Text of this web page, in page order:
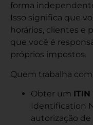
forma
Isso significa que
horários, clientes e
que você é
próprios impostos.
Quem trabalha
Obter um ITIN
Identification
autorização de